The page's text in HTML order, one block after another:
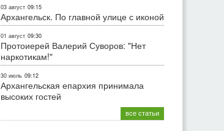
03 август 09:15
Архангельск. По главной улице с иконой
01 август 09:30
Протоиерей Валерий Суворов: "Нет
наркотикам!"
30 июль 09:12
Архангельская епархия принимала
высоких гостей
все статьи